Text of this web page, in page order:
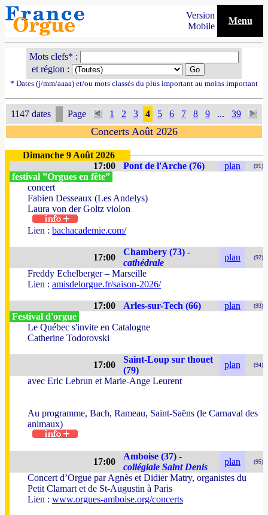
Version
Mobile
Menu
Mots clefs* :
et région :
* Dates (j/mm/aaaa) et/ou mots classés du plus important au moins important
1147 dates Page 1 2 3 4 5 6 7 8 9 ... 39
Concerts Août 2026
Dimanche 9 Août 2026
17:00
Pont de l'Arche (76) plan (91)
festival ”Orgues en fête”
concert
Fabien Desseaux (Les Andelys)
Laura von der Goltz violon
Lien : bachacademie.com/
17:00
Chambery (73) -
cathédrale
plan (92)
Freddy Echelberger – Marseille
Lien : amisdelorgue.fr/saison-2026/
17:00 Arles-sur-Tech (66) plan (93)
Festival d'orgue
Le Québec s'invite en Catalogne
Catherine Todorovski
17:00
Saint-Loup sur thouet
(79)
plan (94)
avec Eric Lebrun et Marie-Ange Leurent
Au programme, Bach, Rameau, Saint-Saëns (le Carnaval des
animaux)
17:00
Amboise (37) -
collégiale Saint Denis
plan (95)
Concert d’Orgue par Agnès et Didier Matry, organistes du
Petit Clamart et de St-Augustin à Paris
Lien : www.orgues-amboise.org/concerts